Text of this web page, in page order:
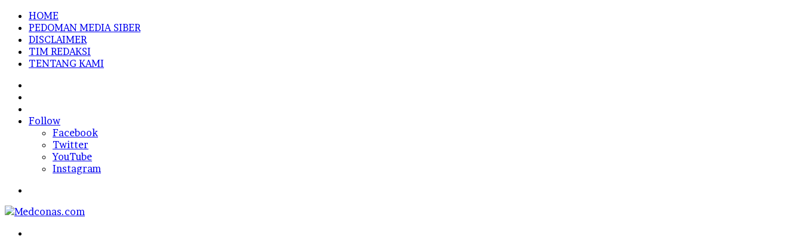
HOME
PEDOMAN MEDIA SIBER
DISCLAIMER
TIM REDAKSI
TENTANG KAMI
In
Follow
Facebook
Twitter
YouTube
Instagram